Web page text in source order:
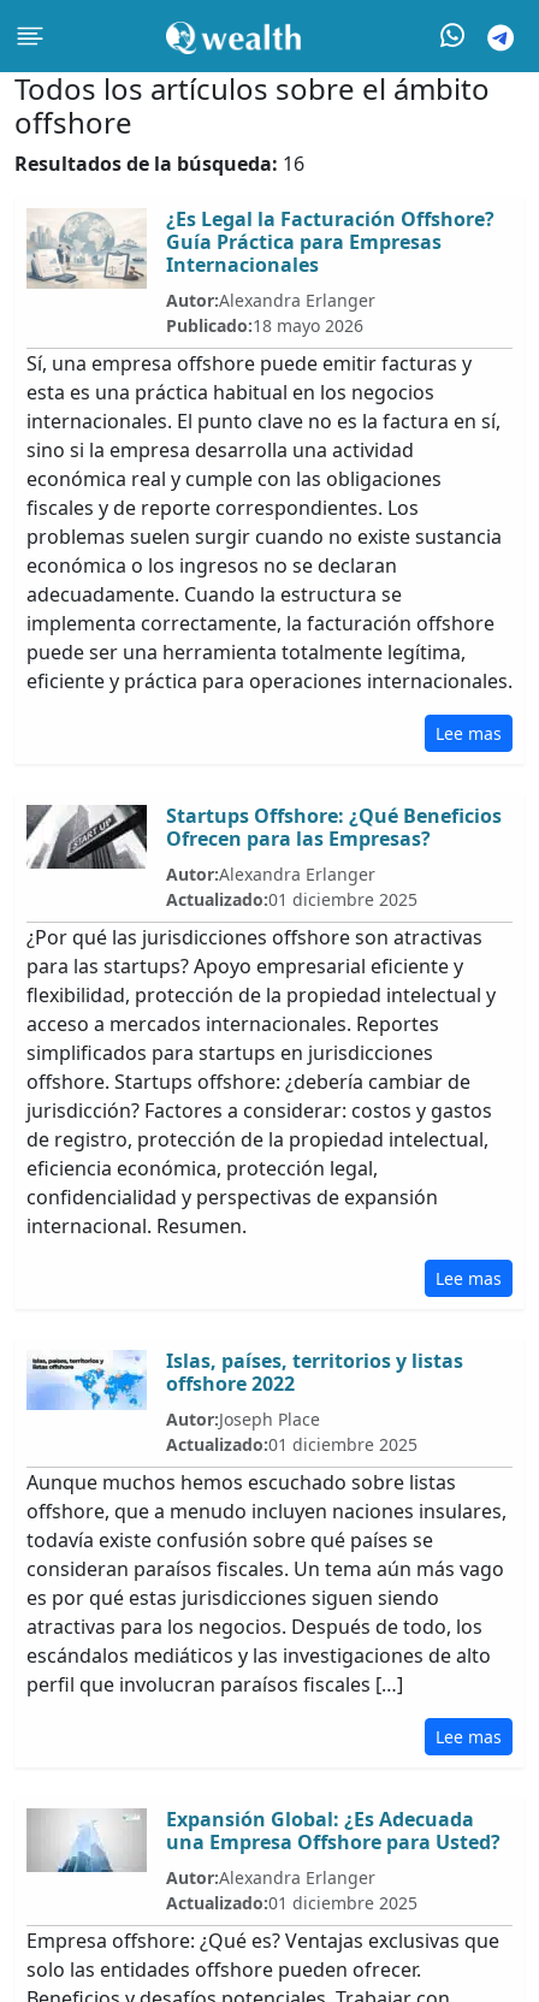
Todos los artículos sobre el ámbito
offshore
Resultados de la búsqueda: 16
¿Es Legal la Facturación Offshore?
Guía Práctica para Empresas
Internacionales
Autor:Alexandra Erlanger
Publicado:18 mayo 2026
Sí, una empresa offshore puede emitir facturas y
esta es una práctica habitual en los negocios
internacionales. El punto clave no es la factura en sí,
sino si la empresa desarrolla una actividad
económica real y cumple con las obligaciones
fiscales y de reporte correspondientes. Los
problemas suelen surgir cuando no existe sustancia
económica o los ingresos no se declaran
adecuadamente. Cuando la estructura se
implementa correctamente, la facturación offshore
puede ser una herramienta totalmente legítima,
eficiente y práctica para operaciones internacionales.
Lee mas
Startups Offshore: ¿Qué Beneficios
Ofrecen para las Empresas?
Autor:Alexandra Erlanger
Actualizado:01 diciembre 2025
¿Por qué las jurisdicciones offshore son atractivas
para las startups? Apoyo empresarial eficiente y
flexibilidad, protección de la propiedad intelectual y
acceso a mercados internacionales. Reportes
simplificados para startups en jurisdicciones
offshore. Startups offshore: ¿debería cambiar de
jurisdicción? Factores a considerar: costos y gastos
de registro, protección de la propiedad intelectual,
eficiencia económica, protección legal,
confidencialidad y perspectivas de expansión
internacional. Resumen.
Lee mas
Islas, países, territorios y listas
offshore 2022
Autor:Joseph Place
Actualizado:01 diciembre 2025
Aunque muchos hemos escuchado sobre listas
offshore, que a menudo incluyen naciones insulares,
todavía existe confusión sobre qué países se
consideran paraísos fiscales. Un tema aún más vago
es por qué estas jurisdicciones siguen siendo
atractivas para los negocios. Después de todo, los
escándalos mediáticos y las investigaciones de alto
perfil que involucran paraísos fiscales […]
Lee mas
Expansión Global: ¿Es Adecuada
una Empresa Offshore para Usted?
Autor:Alexandra Erlanger
Actualizado:01 diciembre 2025
Empresa offshore: ¿Qué es? Ventajas exclusivas que
solo las entidades offshore pueden ofrecer.